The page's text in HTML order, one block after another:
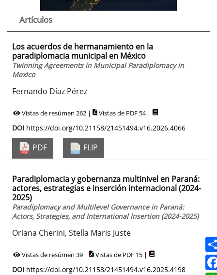
Artículos
Los acuerdos de hermanamiento en la
paradiplomacia municipal en México
Twinning Agreements in Municipal Paradiplomacy in
Mexico
Fernando Díaz Pérez
Vistas de resúmen 262 | Vistas de PDF 54 |
DOI https://doi.org/10.21158/21451494.v16.2026.4066
PDF FLIP
Paradiplomacia y gobernanza multinivel en Paraná:
actores, estrategias e inserción internacional (2024-
2025)
Paradiplomacy and Multilevel Governance in Paraná:
Actors, Strategies, and International Insertion (2024-2025)
Oriana Cherini, Stella Maris Juste
Vistas de resúmen 39 | Vistas de PDF 15 |
DOI https://doi.org/10.21158/21451494.v16.2025.4198